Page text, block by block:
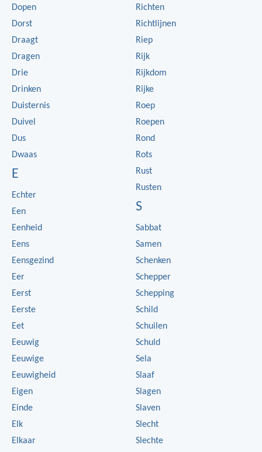
Dopen
Dorst
Draagt
Dragen
Drie
Drinken
Duisternis
Duivel
Dus
Dwaas
E
Echter
Een
Eenheid
Eens
Eensgezind
Eer
Eerst
Eerste
Eet
Eeuwig
Eeuwige
Eeuwigheid
Eigen
Einde
Elk
Elkaar
Richten
Richtlijnen
Riep
Rijk
Rijkdom
Rijke
Roep
Roepen
Rond
Rots
Rust
Rusten
S
Sabbat
Samen
Schenken
Schepper
Schepping
Schild
Schuilen
Schuld
Sela
Slaaf
Slagen
Slaven
Slecht
Slechte